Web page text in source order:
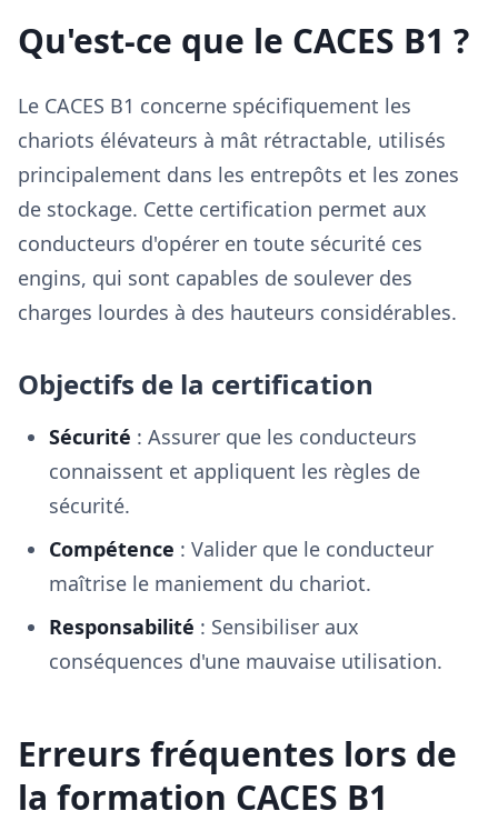
Qu'est-ce que le CACES B1 ?
Le CACES B1 concerne spécifiquement les
chariots élévateurs à mât rétractable, utilisés
principalement dans les entrepôts et les zones
de stockage. Cette certification permet aux
conducteurs d'opérer en toute sécurité ces
engins, qui sont capables de soulever des
charges lourdes à des hauteurs considérables.
Objectifs de la certification
Sécurité : Assurer que les conducteurs
connaissent et appliquent les règles de
sécurité.
Compétence : Valider que le conducteur
maîtrise le maniement du chariot.
Responsabilité : Sensibiliser aux
conséquences d'une mauvaise utilisation.
Erreurs fréquentes lors de
la formation CACES B1